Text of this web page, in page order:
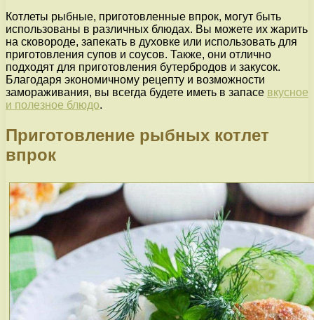
Котлеты рыбные, приготовленные впрок, могут быть
использованы в различных блюдах. Вы можете их жарить
на сковороде, запекать в духовке или использовать для
приготовления супов и соусов. Также, они отлично
подходят для приготовления бутербродов и закусок.
Благодаря экономичному рецепту и возможности
замораживания, вы всегда будете иметь в запасе вкусное
и полезное блюдо.
Приготовление рыбных котлет
впрок